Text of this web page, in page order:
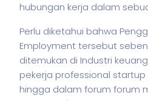
hubungan kerja dalam
Perlu diketahui bahwa
Employment tersebut
ditemukan di Industri
pekerja professional
hingga dalam forum forum